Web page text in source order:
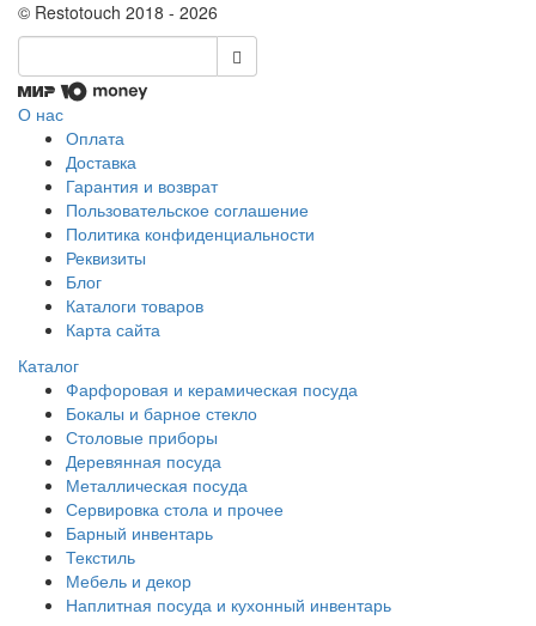
© Restotouch 2018 - 2026
О нас
Оплата
Доставка
Гарантия и возврат
Пользовательское соглашение
Политика конфиденциальности
Реквизиты
Блог
Каталоги товаров
Карта сайта
Каталог
Фарфоровая и керамическая посуда
Бокалы и барное стекло
Столовые приборы
Деревянная посуда
Металлическая посуда
Сервировка стола и прочее
Барный инвентарь
Текстиль
Мебель и декор
Наплитная посуда и кухонный инвентарь